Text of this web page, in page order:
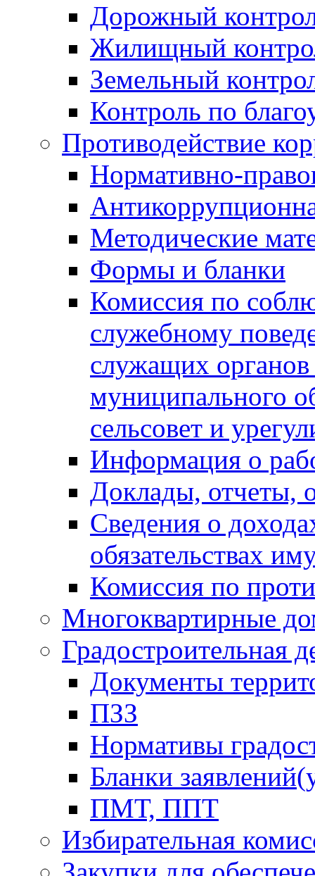
Дорожный
Жилищный
Земельный
Контроль по
Противодействие
Нормативно-
Методические
Формы и бланки
Комиссия по
служебному
служащих органов
муниципального
сельсовет и
Информация о
Доклады, отчеты,
Сведения о
обязательствах
Комиссия по
Многоквартирные
Градостроительная
Документы
ПЗЗ
Нормативы
Бланки
ПМТ, ППТ
Избирательная